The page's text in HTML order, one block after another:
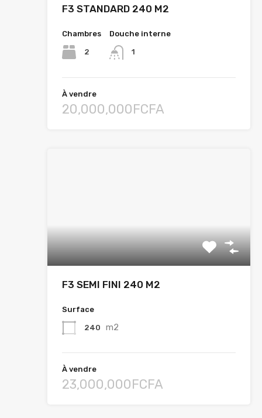
F3 STANDARD 240 M2
Chambres
2
Douche interne
1
À vendre
20,000,000FCFA
F3 SEMI FINI 240 M2
Surface
240 m2
À vendre
23,000,000FCFA